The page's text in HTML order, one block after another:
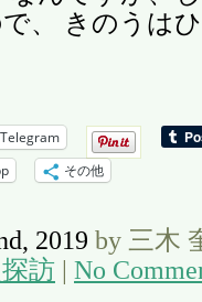
、 きのうは
Telegram
その他
2019 by 三木
訪 No